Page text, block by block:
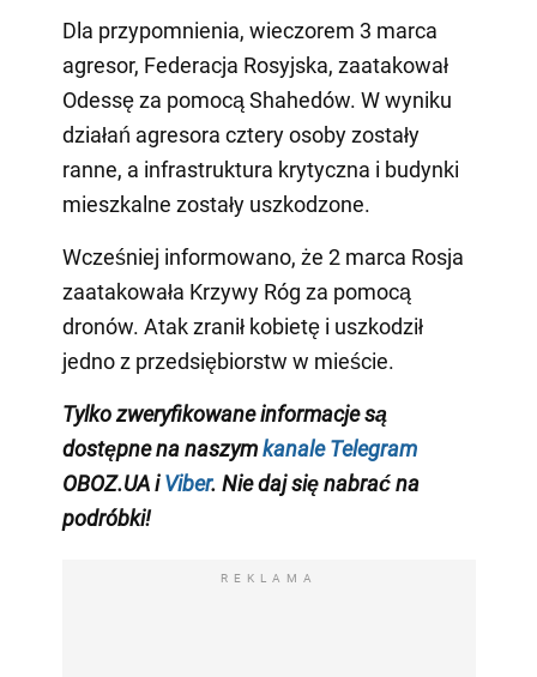
Dla przypomnienia, wieczorem 3 marca
agresor, Federacja Rosyjska, zaatakował
Odessę za pomocą Shahedów. W wyniku
działań agresora cztery osoby zostały
ranne, a infrastruktura krytyczna i budynki
mieszkalne zostały uszkodzone.
Wcześniej informowano, że 2 marca Rosja
zaatakowała Krzywy Róg za pomocą
dronów. Atak zranił kobietę i uszkodził
jedno z przedsiębiorstw w mieście.
Tylko zweryfikowane informacje są
dostępne na naszymkanale Telegram
OBOZ.UA iViber. Nie daj się nabrać na
podróbki!
REKLAMA